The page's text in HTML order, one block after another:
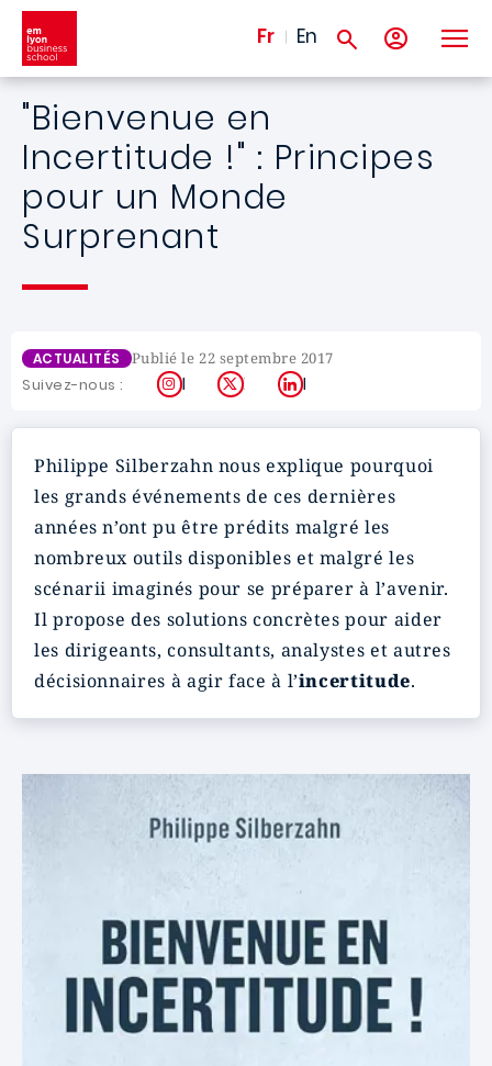
Aller au contenu principal
Fr En
"Bienvenue en
Incertitude !" : Principes
pour un Monde
Surprenant
ACTUALITÉS Publié le 22 septembre 2017
Suivez-nous : Instagram
X LinkedIn
Philippe Silberzahn nous explique pourquoi
les grands événements de ces dernières
années n’ont pu être prédits malgré les
nombreux outils disponibles et malgré les
scénarii imaginés pour se préparer à l’avenir.
Il propose des solutions concrètes pour aider
les dirigeants, consultants, analystes et autres
décisionnaires à agir face à l’incertitude.